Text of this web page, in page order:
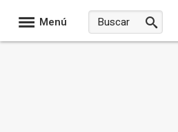
Menú